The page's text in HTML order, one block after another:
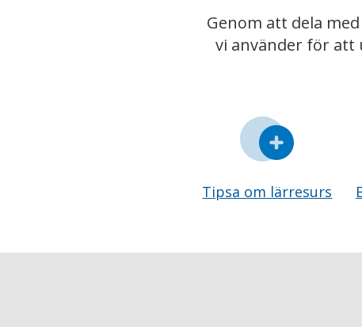
Genom att dela
vi använder för att
Tipsa om lärresurs